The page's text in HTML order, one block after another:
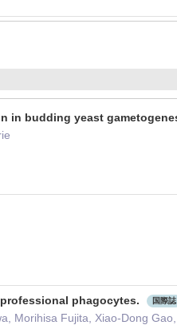
in budding yeast
phagocytes. 国際誌
Morihisa Fujita, Xiao-Dong